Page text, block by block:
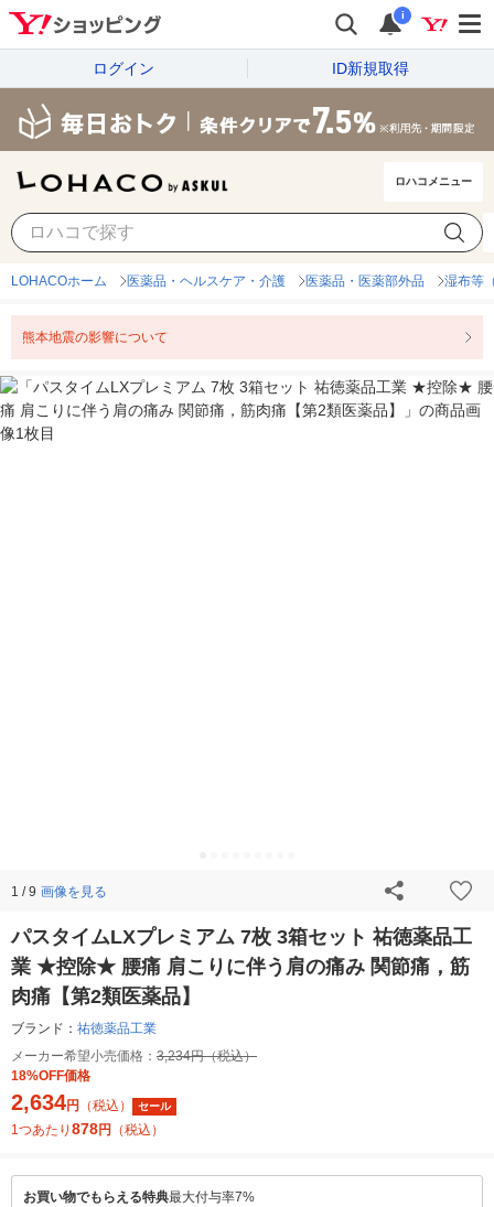
i
ログイン ID新規取得
ロハコメニュー
LOHACOホーム 医薬品・ヘルスケア・介護 医薬品・医薬部外品 湿布等
熊本地震の影響について
1 / 9 画像を見る
パスタイムLXプレミアム 7枚 3箱セット 祐徳薬品工
業 ★控除★ 腰痛 肩こりに伴う肩の痛み 関節痛，筋
肉痛【第2類医薬品】
ブランド： 祐徳薬品工業
メーカー希望小売価格： 3,234円（税込）
18%OFF価格
2,634円 （税込） セール
1つあたり 878円 （税込）
お買い物でもらえる特典最大付与率7%